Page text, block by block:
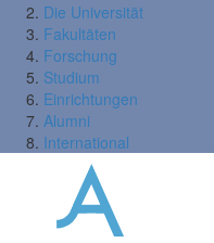
Die Universität
Fakultäten
Forschung
Studium
Einrichtungen
Alumni
International